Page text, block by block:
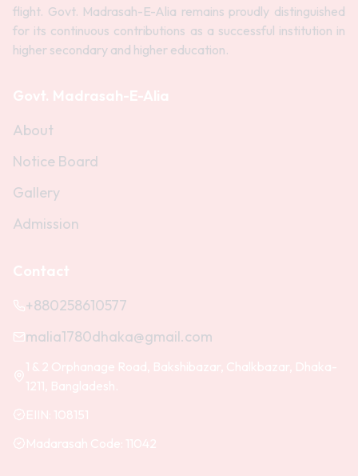
flight. Govt. Madrasah-E-Alia remains proudly distinguished
for its continuous contributions as a successful institution in
higher secondary and higher education.
About
Notice Board
Gallery
Admission
+880258610577
malia1780dhaka@gmail.com